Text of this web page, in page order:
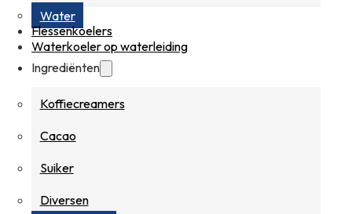
Water
Flessenkoelers
Waterkoeler op waterleiding
Ingrediënten
Koffiecreamers
Cacao
Suiker
Diversen